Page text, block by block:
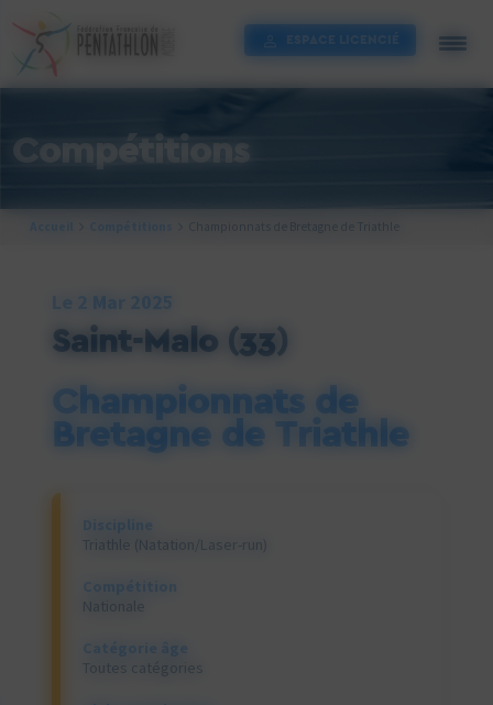
Compétitions
Le 2 Mar 2025
Saint-Malo (33)
Championnats de
Bretagne de Triathle
Discipline
Triathle (Natation/Laser-run)
Compétition
Nationale
Catégorie âge
Toutes catégories